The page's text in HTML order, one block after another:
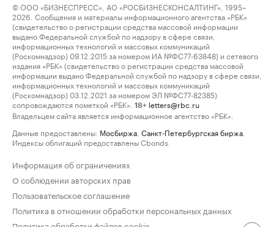
© ООО «БИЗНЕСПРЕСС», АО «РОСБИЗНЕСКОНСАЛТИНГ», 1995–
2026. Сообщения и материалы информационного агентства «РБК»
(свидетельство о регистрации средства массовой информации
выдано Федеральной службой по надзору в сфере связи,
информационных технологий и массовых коммуникаций
(Роскомнадзор) 09.12.2015 за номером ИА №ФС77-63848) и сетевого
издания «РБК» (свидетельство о регистрации средства массовой
информации выдано Федеральной службой по надзору в сфере связи,
информационных технологий и массовых коммуникаций
(Роскомнадзор) 03.12.2021 за номером ЭЛ №ФС77-82385)
сопровождаются пометкой «РБК».
18+ letters@rbc.ru
Владельцем сайта является информационное агентство «РБК».
Данные предоставлены: Мосбиржа Санкт-Петербургская биржа
Индексы облигаций предоставлены Cbonds.
Информация об ограничениях
О соблюдении авторских прав
Пользовательское соглашение
Политика в отношении обработки персональных данных